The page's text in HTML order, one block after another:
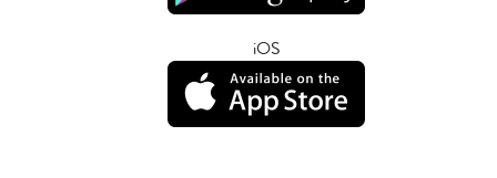
iOS